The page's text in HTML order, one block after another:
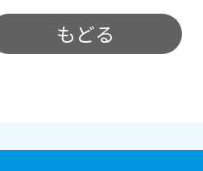
もどる